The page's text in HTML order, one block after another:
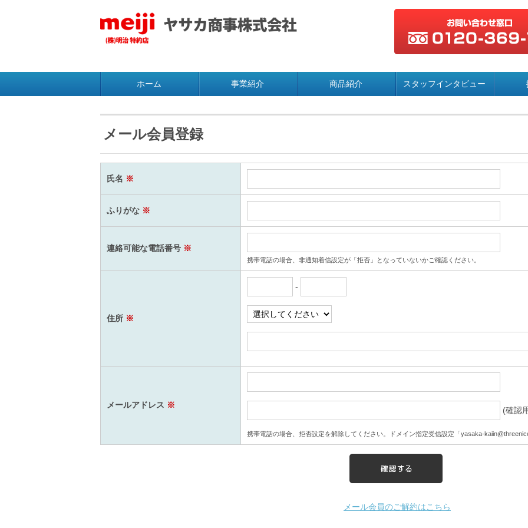
ホーム 事業紹介 商品紹介 スタッフインタビュー
メール会員登録
氏名 ※
ふりがな ※
連絡可能な電話番号 ※
携帯電話の場合、非通知着信設定が「拒否」となっていないかご確認ください。
住所 ※
-
メールアドレス ※
(確認
携帯電話の場合、拒否設定を解除してください。ドメイン指定受信設定「yasaka-
メール会員のご解約はこちら